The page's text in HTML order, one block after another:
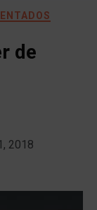
de
2018